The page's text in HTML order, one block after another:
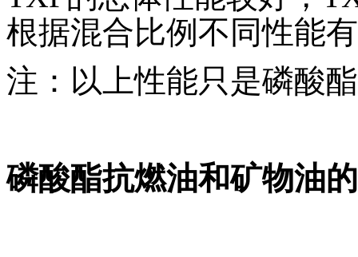
根据混合比例不同性能
注：以上性能只是磷酸
磷酸酯抗燃油和矿物油